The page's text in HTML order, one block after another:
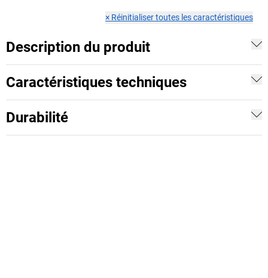
× Réinitialiser toutes les caractéristiques
Description du produit
Caractéristiques techniques
Durabilité